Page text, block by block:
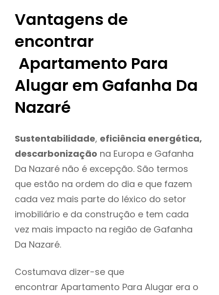
Vantagens de
encontrar
Apartamento Para
Alugar em Gafanha Da
Nazaré
Sustentabilidade, eficiência energética,
descarbonização na Europa e Gafanha
Da Nazaré não é excepção. São termos
que estão na ordem do dia e que fazem
cada vez mais parte do léxico do setor
imobiliário e da construção e tem cada
vez mais impacto na região de Gafanha
Da Nazaré.
Costumava dizer-se que
encontrar Apartamento Para Alugar era o